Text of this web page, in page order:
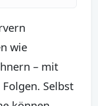
wie
– mit
Selbst